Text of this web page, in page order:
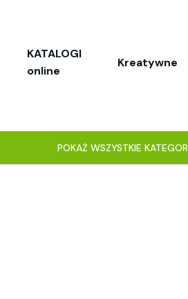
KATALOGI
online
Kreatywne
POKAŻ WSZYSTKIE